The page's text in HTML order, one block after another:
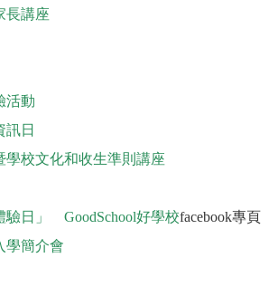
長講座
活動
訊日
學校文化和收生準則講座
日」
GoodSchool好學校facebook專頁
學簡介會